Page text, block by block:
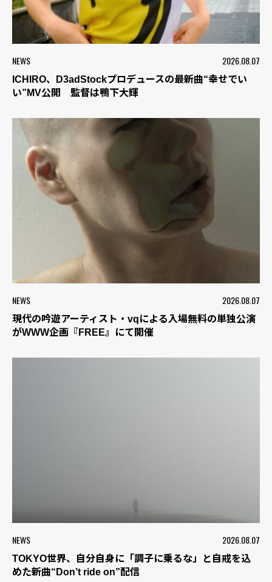
NEWS 2026.08.07
ICHIRO、D3adStockプロデュースの最新曲“幸せでい
い”MV公開 監督は鴨下大輝
NEWS 2026.08.07
現代の吟遊アーティスト・vqによる入場無料の単独公演
がWWW企画『FREE』にて開催
NEWS 2026.08.07
TOKYO世界、自分自身に「調子に乗るな」と自戒を込
めた新曲“Don’t ride on”配信